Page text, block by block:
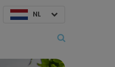
NL